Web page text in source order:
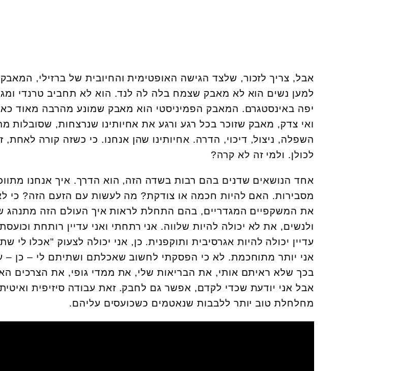
אבל, צריך לזכור, שלצד הגישה האופטימית והחיובית של ברזילי,
למען נשים הוא לא מאבק שצמח בלה לה לנד. הוא לא תחביב טרנדי
יפה באינסטגרם. המאבק הפמיניסטי הוא מאבק שמונע מהרבה מאוד
ואי צדק, מאבק שזוכר בכל רגע ורגע את אחיותינו שנרצחות, שסובלות
השפלה, ניצול, דיכוי, הדרה. אחיותינו שהן אנחנו. כי כשזה קורה לאחת,
לכולן. ולמי זה לא קרה?
אחד הנושאים שדנים בהם רבות בשדה הזה, הוא הדרך. איך אנחנו
מסבירות. האם להיות חכמה או צודקת? מה לעשות עם הזעם הזה? כי
את המשקפיים המגדריים, בהם התחלת לראות איך העולם הזה מתנהג
ולנשים, את לא יכולה להיות שלווה. אני רתחתי ואני עדיין רותחת
עדיין יכולה להיות אגרסיבית ותוקפנית. כן, אני יכולה לצעוק "אכלו לי
אני יותר מתוחכמת. לא כי הפסקתי לחשוב שאכלתם ושתיתם לי – כן –
בכך שלא ראיתם אותי, את הבריאות שלי, את ממדי גופי, את הצרכים
אבל אני יודעת שכדי לקדם, אפשר גם לחבק. זאת עבודה סיזיפית
מחלחלת טוב יותר ללבבות שנאטמים כשכועסים עליהם.